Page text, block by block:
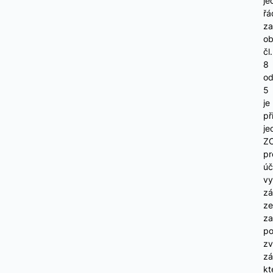
čl.
8
5
je
při
ze